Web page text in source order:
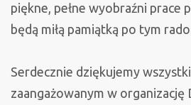
piękne, pełne wyobraźni prace
będą miłą pamiątką po tym
Serdecznie dziękujemy
zaangażowanym w organizację